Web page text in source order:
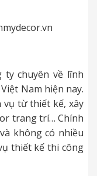
ty chuyên về lĩnh
Nam hiện nay.
vụ từ thiết kế, xây
trang trí… Chính
không có nhiều
thiết kế thi công